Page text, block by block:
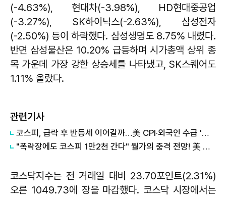
(-4.63%), 현대차(-3.98%), HD현대중공업
(-3.27%), SK하이닉스(-2.63%), 삼성전자
(-2.50%) 등이 하락했다. 삼성생명도 8.75% 내렸다.
반면 삼성물산은 10.20% 급등하며 시가총액 상위 종
목 가운데 가장 강한 상승세를 나타냈고, SK스퀘어도
1.11% 올랐다.
관련기사
코스피, 급락 후 반등세 이어갈까…美 CPI·외국인 수급 '촉각'
"폭락장에도 코스피 1만2천 간다" 월가의 충격 전망! 美 반도체 15% 관세 폭탄·7조 빚 경기도 세수 전쟁까지
코스닥지수는 전 거래일 대비 23.70포인트(2.31%)
오른 1049.73에 장을 마감했다. 코스닥 시장에서는